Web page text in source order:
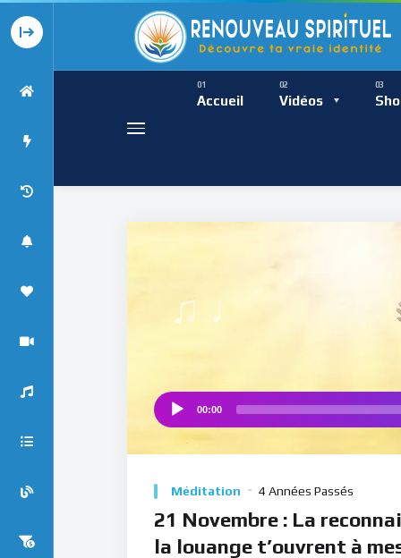
Accueil Vidéos
Présence
♩
Player
00:00
Méditation 4 Années Passés
21 Novembre : La
la louange t’ouvrent à